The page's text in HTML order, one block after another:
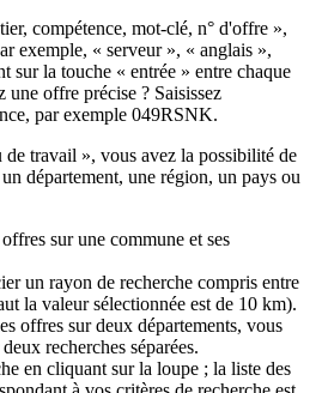
compétence, mot-clé, n° d'offre »,
exemple, « serveur », « anglais »,
sur la touche « entrée » entre chaque
une offre précise ? Saisissez
par exemple 049RSNK.
travail », vous avez la possibilité de
département, une région, un pays ou
sur une commune et ses
un rayon de recherche compris entre
la valeur sélectionnée est de 10 km).
offres sur deux départements, vous
recherches séparées.
en cliquant sur la loupe ; la liste des